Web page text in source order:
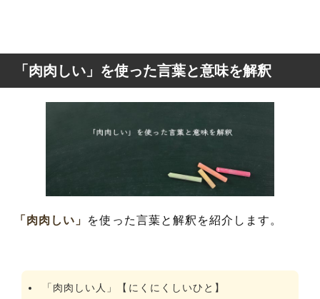
「肉肉しい」を使った言葉と意味を解釈
「肉肉しい」 を使った言葉と解釈を紹介します。
「肉肉しい人」【にくにくしいひと】